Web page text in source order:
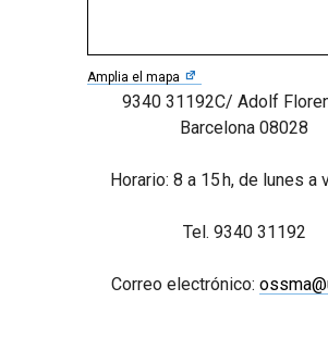
Amplia el mapa
9340 31192C/ Adolf
Barcelona 08028
Horario: 8 a 15 h, de lunes a
Tel. 9340 31192
Correo electrónico: